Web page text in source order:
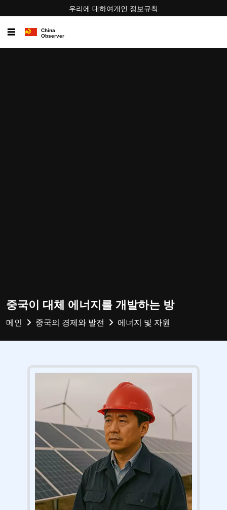
우리에 대하여개인 정보규칙
☰
중국이 대체 에너지를 개발하는 방
메인 중국의 경제와 발전 에너지 및 자원